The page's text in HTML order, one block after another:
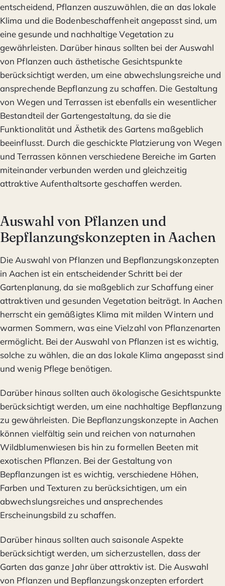
entscheidend, Pflanzen auszuwählen, die an das lokale
Klima und die Bodenbeschaffenheit angepasst sind, um
eine gesunde und nachhaltige Vegetation zu
gewährleisten. Darüber hinaus sollten bei der Auswahl
von Pflanzen auch ästhetische Gesichtspunkte
berücksichtigt werden, um eine abwechslungsreiche und
ansprechende Bepflanzung zu schaffen. Die Gestaltung
von Wegen und Terrassen ist ebenfalls ein wesentlicher
Bestandteil der Gartengestaltung, da sie die
Funktionalität und Ästhetik des Gartens maßgeblich
beeinflusst. Durch die geschickte Platzierung von Wegen
und Terrassen können verschiedene Bereiche im Garten
miteinander verbunden werden und gleichzeitig
attraktive Aufenthaltsorte geschaffen werden.
Auswahl von Pflanzen und
Bepflanzungskonzepten in Aachen
Die Auswahl von Pflanzen und Bepflanzungskonzepten
in Aachen ist ein entscheidender Schritt bei der
Gartenplanung, da sie maßgeblich zur Schaffung einer
attraktiven und gesunden Vegetation beiträgt. In Aachen
herrscht ein gemäßigtes Klima mit milden Wintern und
warmen Sommern, was eine Vielzahl von Pflanzenarten
ermöglicht. Bei der Auswahl von Pflanzen ist es wichtig,
solche zu wählen, die an das lokale Klima angepasst sind
und wenig Pflege benötigen.
Darüber hinaus sollten auch ökologische Gesichtspunkte
berücksichtigt werden, um eine nachhaltige Bepflanzung
zu gewährleisten. Die Bepflanzungskonzepte in Aachen
können vielfältig sein und reichen von naturnahen
Wildblumenwiesen bis hin zu formellen Beeten mit
exotischen Pflanzen. Bei der Gestaltung von
Bepflanzungen ist es wichtig, verschiedene Höhen,
Farben und Texturen zu berücksichtigen, um ein
abwechslungsreiches und ansprechendes
Erscheinungsbild zu schaffen.
Darüber hinaus sollten auch saisonale Aspekte
berücksichtigt werden, um sicherzustellen, dass der
Garten das ganze Jahr über attraktiv ist. Die Auswahl
von Pflanzen und Bepflanzungskonzepten erfordert